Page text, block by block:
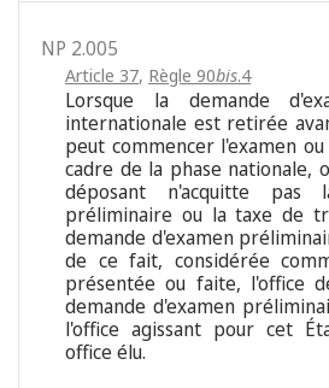
NP 2.005
Article 37, Règle 90bis.4
Lorsque la demande
internationale est retirée
peut commencer l'examen
cadre de la phase nationale,
déposant n'acquitte pas
préliminaire ou la taxe de
demande d'examen
de ce fait, considérée
présentée ou faite, l'office
demande d'examen
l'office agissant pour cet
office élu.